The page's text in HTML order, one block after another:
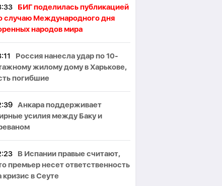
БИГ поделилась публикацией
случаю Международного дня
народов мира
Россия нанесла удар по 10-
жилому дому в Харькове,
погибшие
Анкара поддерживает
усилия между Баку и
В Испании правые считают,
премьер несет ответственность
кризис в Сеуте